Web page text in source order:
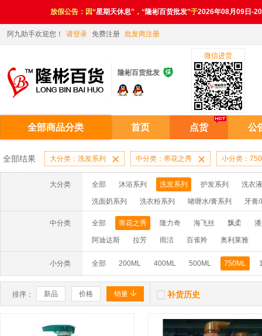
放假公告：因“星期天休息”，“隆彬百货批发”于2026年08月09日-
阿九助手欢迎您！ 请登录 免费注册 批发商注册
隆彬百货批发 
微信进货
全部商品分类 首页 点货 公
全部结果 大分类：洗发系列  中分类：蒂花之秀  小分类：
大分类 全部 沐浴系列 洗发系列 护发系列 洗衣
洗面奶系列 洗衣粉系列 啫喱水/膏系列 牙膏
洗洁精系列 漂水/洁衣系列 电池系列 扑克系
妙洁系列 消毒液系列 香水系列
中分类 全部 蒂花之秀 隆力奇 海飞丝 飘柔
阿迪达斯 拉芳 雨洁 百雀羚 奥利莱雅
小分类 全部 200ML 400ML 500ML 750ML
排序： 新品 价格 销量   补货历史